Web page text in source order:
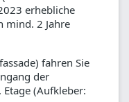
erhebliche
mind. 2 Jahre
fahren Sie
der
(Aufkleber: